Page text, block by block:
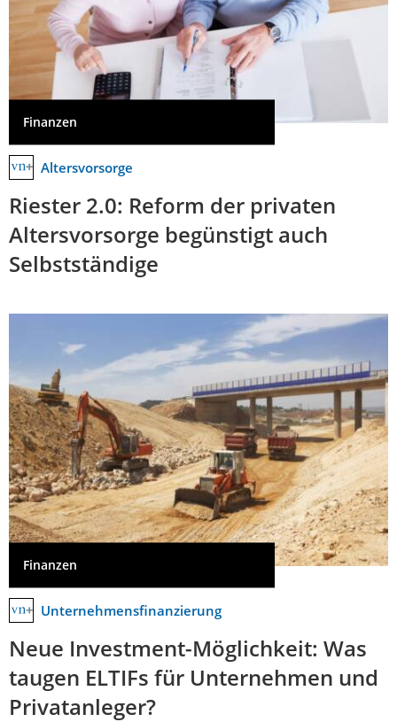
Finanzen
Altersvorsorge
Riester 2.0: Reform der privaten
Altersvorsorge begünstigt auch
Selbstständige
Finanzen
Unternehmensfinanzierung
Neue Investment-Möglichkeit: Was
taugen ELTIFs für Unternehmen und
Privatanleger?